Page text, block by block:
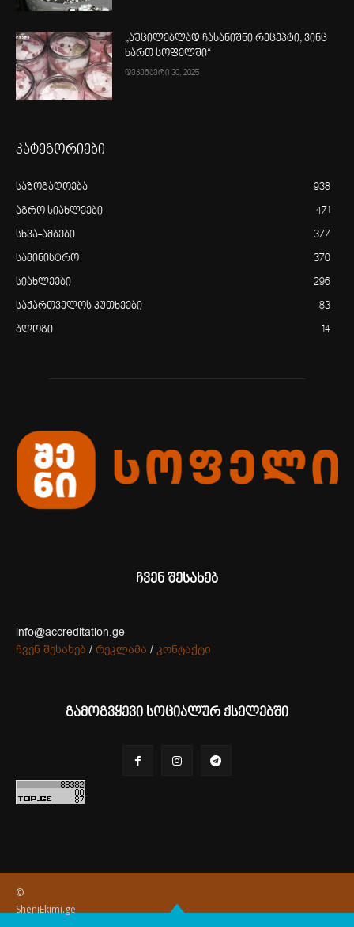
„აუცილებლად ჩასანიშნი რეცეპტი, ვინც
ხართ სოფელში“
დეკემბერი 30, 2025
კატეგორიები
საზოგადოება 938
აგრო სიახლეები 471
სხვა-ამბები 377
სამინისტრო 370
სიახლეები 296
საქართველოს კუთხეები 83
ბლოგი 14
ჩვენ შესახებ
info@accreditation.ge
ჩვენ შესახებ / რეკლამა / კონტაქტი
გამოგვყევი სოციალურ ქსელებში
©
SheniEkimi.ge